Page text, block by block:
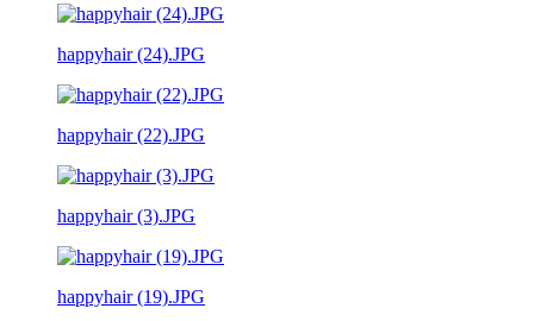
happyhair (24).JPG
happyhair (22).JPG
happyhair (3).JPG
happyhair (19).JPG